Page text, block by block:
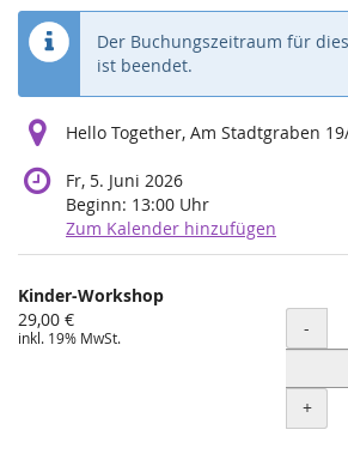
Der Buchungszeitraum für
ist beendet.
Hello Together, Am Stadtgraben
Fr, 5. Juni 2026
Beginn: 13:00 Uhr
Zum Kalender hinzufügen
Produkte
Unkategorisierte
Produkte
Kinder-Workshop
29,00 €
inkl. 19% MwSt. Menge
-
+